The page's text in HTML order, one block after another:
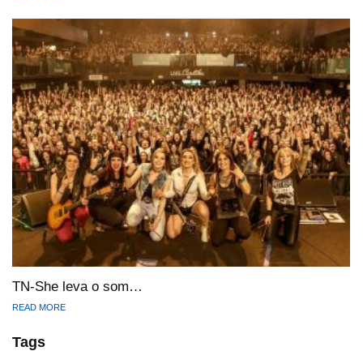
TN-She leva o som…
READ MORE
Tags